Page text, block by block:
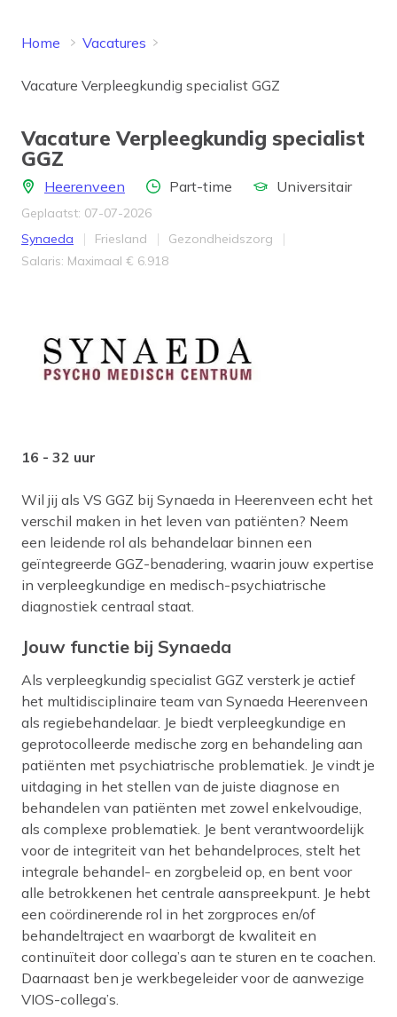
Home Vacatures
Vacature Verpleegkundig specialist GGZ
Vacature Verpleegkundig specialist
GGZ
LocatieHeerenveen Aantal uren
Part-time Opleidingsniveau
Universitair
Geplaatst: 07-07-2026
Bedrijf
Synaeda Provincie
Friesland Werkveld
Gezondheidszorg
Salaris
Salaris: Maximaal € 6.918
16 - 32 uur
Wil jij als VS GGZ bij Synaeda in Heerenveen echt het
verschil maken in het leven van patiënten? Neem
een leidende rol als behandelaar binnen een
geïntegreerde GGZ-benadering, waarin jouw expertise
in verpleegkundige en medisch-psychiatrische
diagnostiek centraal staat.
Jouw functie bij Synaeda
Als verpleegkundig specialist GGZ versterk je actief
het multidisciplinaire team van Synaeda Heerenveen
als regiebehandelaar. Je biedt verpleegkundige en
geprotocolleerde medische zorg en behandeling aan
patiënten met psychiatrische problematiek. Je vindt je
uitdaging in het stellen van de juiste diagnose en
behandelen van patiënten met zowel enkelvoudige,
als complexe problematiek. Je bent verantwoordelijk
voor de integriteit van het behandelproces, stelt het
integrale behandel- en zorgbeleid op, en bent voor
alle betrokkenen het centrale aanspreekpunt. Je hebt
een coördinerende rol in het zorgproces en/of
behandeltraject en waarborgt de kwaliteit en
continuïteit door collega’s aan te sturen en te coachen.
Daarnaast ben je werkbegeleider voor de aanwezige
VIOS-collega’s.